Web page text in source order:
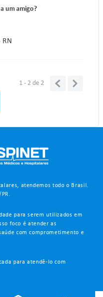
um amigo?
RN
1 - 2de 2
atendemos todo o Brasil.
para serem utilizados em
foco é atender as
com comprometimento e
para atendê-lo com